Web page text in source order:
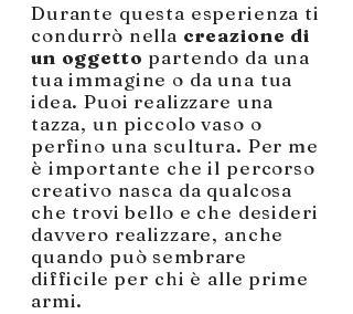
Durante questa esperienza ti
condurrò nella creazione di
un oggetto partendo da una
tua immagine o da una tua
idea. Puoi realizzare una
tazza, un piccolo vaso o
perfino una scultura. Per me
è importante che il percorso
creativo nasca da qualcosa
che trovi bello e che desideri
davvero realizzare, anche
quando può sembrare
difficile per chi è alle prime
armi.